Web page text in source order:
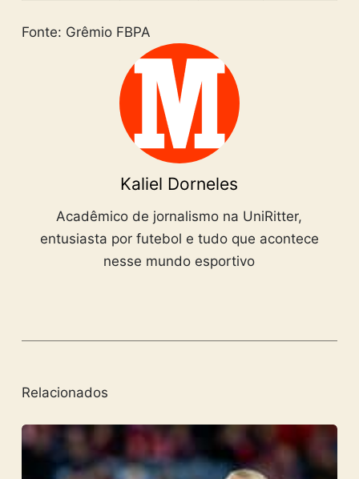
Fonte: Grêmio FBPA
Kaliel Dorneles
Acadêmico de jornalismo na UniRitter,
entusiasta por futebol e tudo que acontece
nesse mundo esportivo
Relacionados